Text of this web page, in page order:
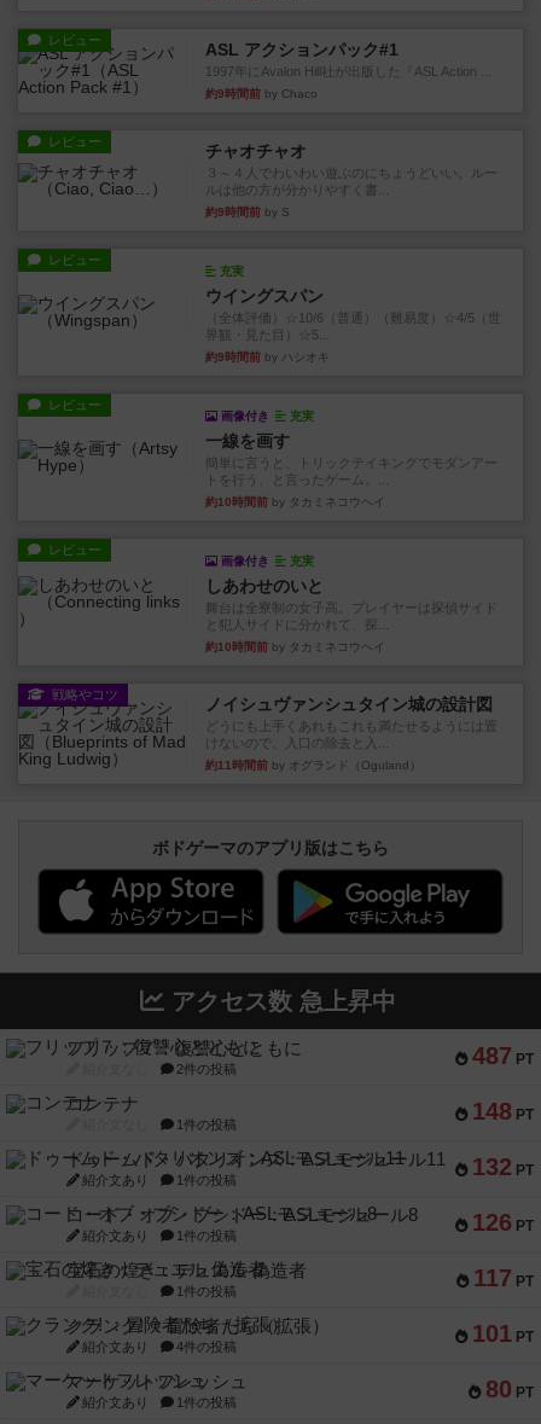
レビュー ASL アクションパック#1
1997年にAvalon Hill社が出版した『ASL Action ...
約9時間前 by Chaco
レビュー チャオチャオ
３～４人でわいわい遊ぶのにちょうどいい。ルー
ルは他の方が分かりやすく書...
約9時間前 by S
レビュー
充実
ウイングスパン
（全体評価）☆10/6（普通）（難易度）☆4/5（世
界観・見た目）☆5...
約9時間前 by ハシオキ
レビュー
画像付き 充実
一線を画す
簡単に言うと、トリックテイキングでモダンアー
トを行う、と言ったゲーム。...
約10時間前 by タカミネコウヘイ
レビュー
画像付き 充実
しあわせのいと
舞台は全寮制の女子高。プレイヤーは探偵サイド
と犯人サイドに分かれて、探...
約10時間前 by タカミネコウヘイ
戦略やコツ ノイシュヴァンシュタイン城の設計図
どうにも上手くあれもこれも満たせるようには置
けないので、入口の除去と入...
約11時間前 by オグランド（Oguland）
ボドゲーマのアプリ版はこちら
アクセス数 急上昇中
487 PT
フリップ７：復讐心とともに
2件の投稿
148 PT
コンテナ
1件の投稿
132 PT
ドゥームド・バタリオンズ：ASLモジュール11
紹介文あり 1件の投稿
126 PT
コード・オブ・ブシドー：ASLモジュール8
紹介文あり 1件の投稿
117 PT
宝石の煌き：デュエル 偽造者
1件の投稿
101 PT
クランク! ：冒険者たち（拡張）
紹介文あり 4件の投稿
80 PT
マーケットフレッシュ
紹介文あり 1件の投稿